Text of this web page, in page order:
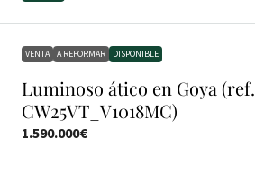
VENTA A REFORMAR DISPONIBLE
Luminoso ático en Goya (ref.
CW25VT_V1018MC)
1.590.000€